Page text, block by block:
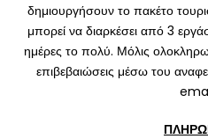
δημιουργήσουν το πακέτο
μπορεί να διαρκέσει από 3
ημέρες το πολύ. Μόλις
επιβεβαιώσεις μέσω του